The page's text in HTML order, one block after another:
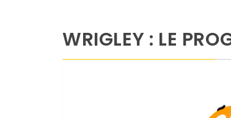
WRIGLEY : LE